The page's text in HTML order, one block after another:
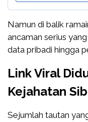
Namun di balik
ancaman serius
data pribadi hingga
Link Viral
Kejahatan
Sejumlah tautan